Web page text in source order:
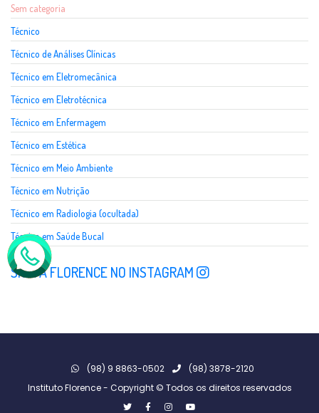
Sem categoria
Técnico
Técnico de Análises Clínicas
Técnico em Eletromecânica
Técnico em Eletrotécnica
Técnico em Enfermagem
Técnico em Estética
Técnico em Meio Ambiente
Técnico em Nutrição
Técnico em Radiologia (ocultada)
Técnico em Saúde Bucal
SIGA A FLORENCE NO INSTAGRAM
(98) 9 8863-0502
(98) 3878-2120
Instituto Florence - Copyright © Todos os direitos reservados